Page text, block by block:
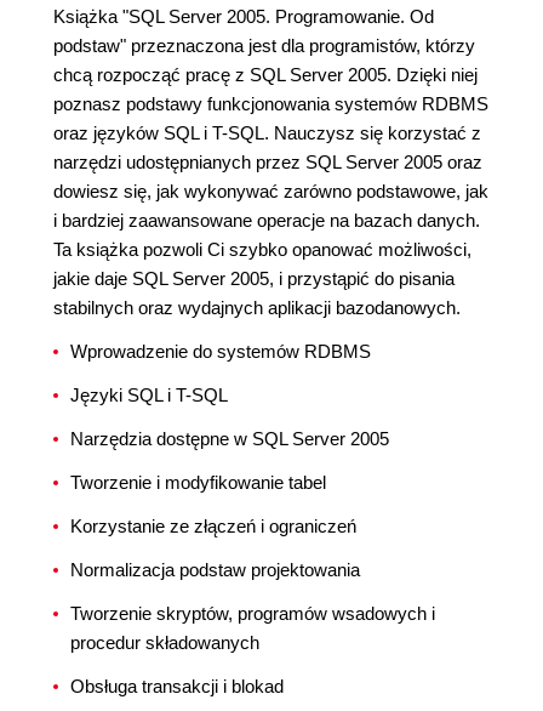
Książka "SQL Server 2005. Programowanie. Od
podstaw" przeznaczona jest dla programistów, którzy
chcą rozpocząć pracę z SQL Server 2005. Dzięki niej
poznasz podstawy funkcjonowania systemów RDBMS
oraz języków SQL i T-SQL. Nauczysz się korzystać z
narzędzi udostępnianych przez SQL Server 2005 oraz
dowiesz się, jak wykonywać zarówno podstawowe, jak
i bardziej zaawansowane operacje na bazach danych.
Ta książka pozwoli Ci szybko opanować możliwości,
jakie daje SQL Server 2005, i przystąpić do pisania
stabilnych oraz wydajnych aplikacji bazodanowych.
Wprowadzenie do systemów RDBMS
Języki SQL i T-SQL
Narzędzia dostępne w SQL Server 2005
Tworzenie i modyfikowanie tabel
Korzystanie ze złączeń i ograniczeń
Normalizacja podstaw projektowania
Tworzenie skryptów, programów wsadowych i
procedur składowanych
Obsługa transakcji i blokad